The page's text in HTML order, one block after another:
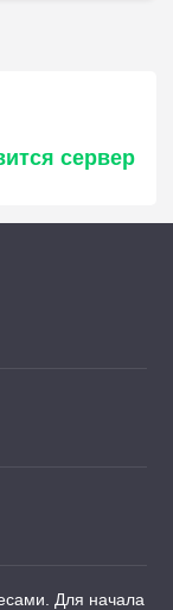
сервер
Для начала